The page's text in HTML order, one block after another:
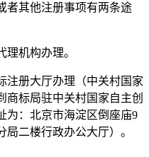
者其他注册事项有两条途
理机构办理。
注册大厅办理（中关村国家
商标局驻中关村国家自主创
为：北京市海淀区倒座庙9
二楼行政办公大厅）。